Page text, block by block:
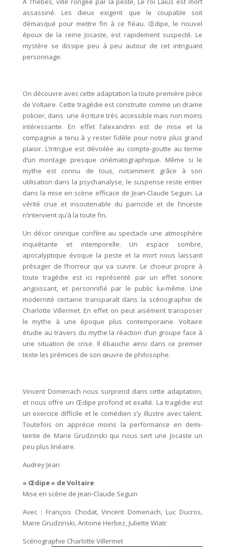
assassiné. Les dieux exigent que le coupable soit
démasqué pour mettre fin à ce fléau. Œdipe, le nouvel
époux de la reine Jocaste, est rapidement suspecté. Le
mystère se dissipe peu à peu autour de cet intriguant
personnage.
On découvre avec cette adaptation la toute première pièce
de Voltaire. Cette tragédie est construite comme un drame
policier, dans une écriture très accessible mais non moins
intéressante. En effet l’alexandrin est de mise et la
compagnie a tenu à y rester fidèle pour notre plus grand
plaisir. L’intrigue est dévoilée au compte-goutte au terme
d’un montage presque cinématographique. Même si le
mythe est connu de tous, notamment grâce à son
utilisation dans la psychanalyse, le suspense reste entier
dans la mise en scène efficace de Jean-Claude Seguin. La
vérité crue et insoutenable du parricide et de l’inceste
n’intervient qu’à la toute fin.
Un décor onirique confère au spectacle une atmosphère
inquiétante et intemporelle. Un espace sombre,
apocalyptique évoque la peste et la mort nous laissant
présager de l’horreur qui va suivre. Le choeur propre à
toute tragédie est ici représenté par un effet sonore
angoissant, et personnifié par le public lui-même. Une
modernité certaine transparaît dans la scénographie de
Charlotte Villermet. En effet on peut aisément transposer
le mythe à une époque plus contemporaine. Voltaire
étudie au travers du mythe la réaction d’un groupe face à
une situation de crise. Il ébauche ainsi dans ce premier
texte les prémices de son œuvre de philosophe.
Vincent Domenach nous surprend dans cette adaptation,
et nous offre un Œdipe profond et exalté. La tragédie est
un exercice difficile et le comédien s’y illustre avec talent.
Toutefois on apprécie moins la performance en demi-
teinte de Marie Grudzinski qui nous sert une Jocaste un
peu plus linéaire.
Audrey Jean
« Œdipe » de Voltaire
Mise en scène de Jean-Claude Seguin
Avec : François Chodat, Vincent Domenach, Luc Ducros,
Marie Grudzinski, Antoine Herbez, Juliette Wiatr
Scénographie Charlotte Villermet